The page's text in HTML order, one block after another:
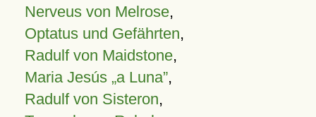
Nerveus von Melrose,
Optatus und Gefährten,
Radulf von Maidstone,
Maria Jesús „a Luna”,
Radulf von Sisteron,